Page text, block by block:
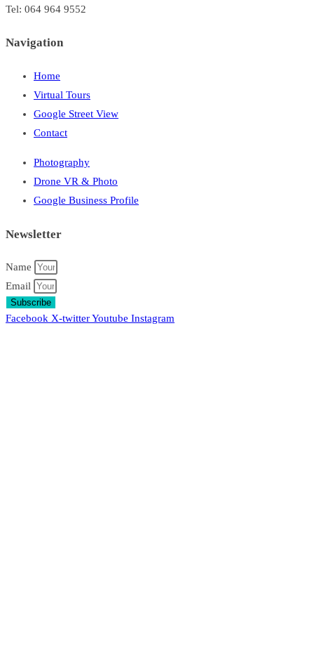
Tel: 064 964 9552
Navigation
Home
Virtual Tours
Google Street View
Contact
Photography
Drone VR & Photo
Google Business Profile
Newsletter
Name
Email
Subscribe
Facebook X-twitterYoutube Instagram